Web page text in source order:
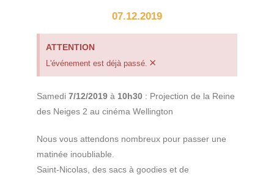
07.12.2019
ATTENTION
L'événement est déjà passé. ×
Samedi 7/12/2019 à 10h30 : Projection de la Reine
des Neiges 2 au cinéma Wellington
Nous vous attendons nombreux pour passer une
matinée inoubliable.
Saint-Nicolas, des sacs à goodies et de